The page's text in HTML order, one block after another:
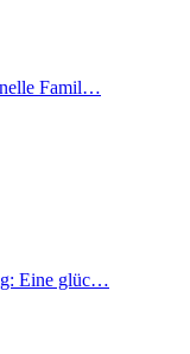
Famil…
Eine glüc…